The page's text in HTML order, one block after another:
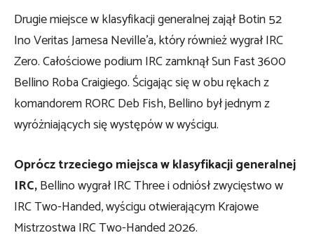
Drugie miejsce w klasyfikacji generalnej zajął Botin 52
Ino Veritas Jamesa Neville’a, który również wygrał IRC
Zero. Całościowe podium IRC zamknął Sun Fast 3600
Bellino Roba Craigiego. Ścigając się w obu rękach z
komandorem RORC Deb Fish, Bellino był jednym z
wyróżniających się występów w wyścigu.
Oprócz trzeciego miejsca w klasyfikacji generalnej
IRC,Bellino wygrał IRC Three i odniósł zwycięstwo w
IRC Two-Handed, wyścigu otwierającym Krajowe
Mistrzostwa IRC Two-Handed 2026.